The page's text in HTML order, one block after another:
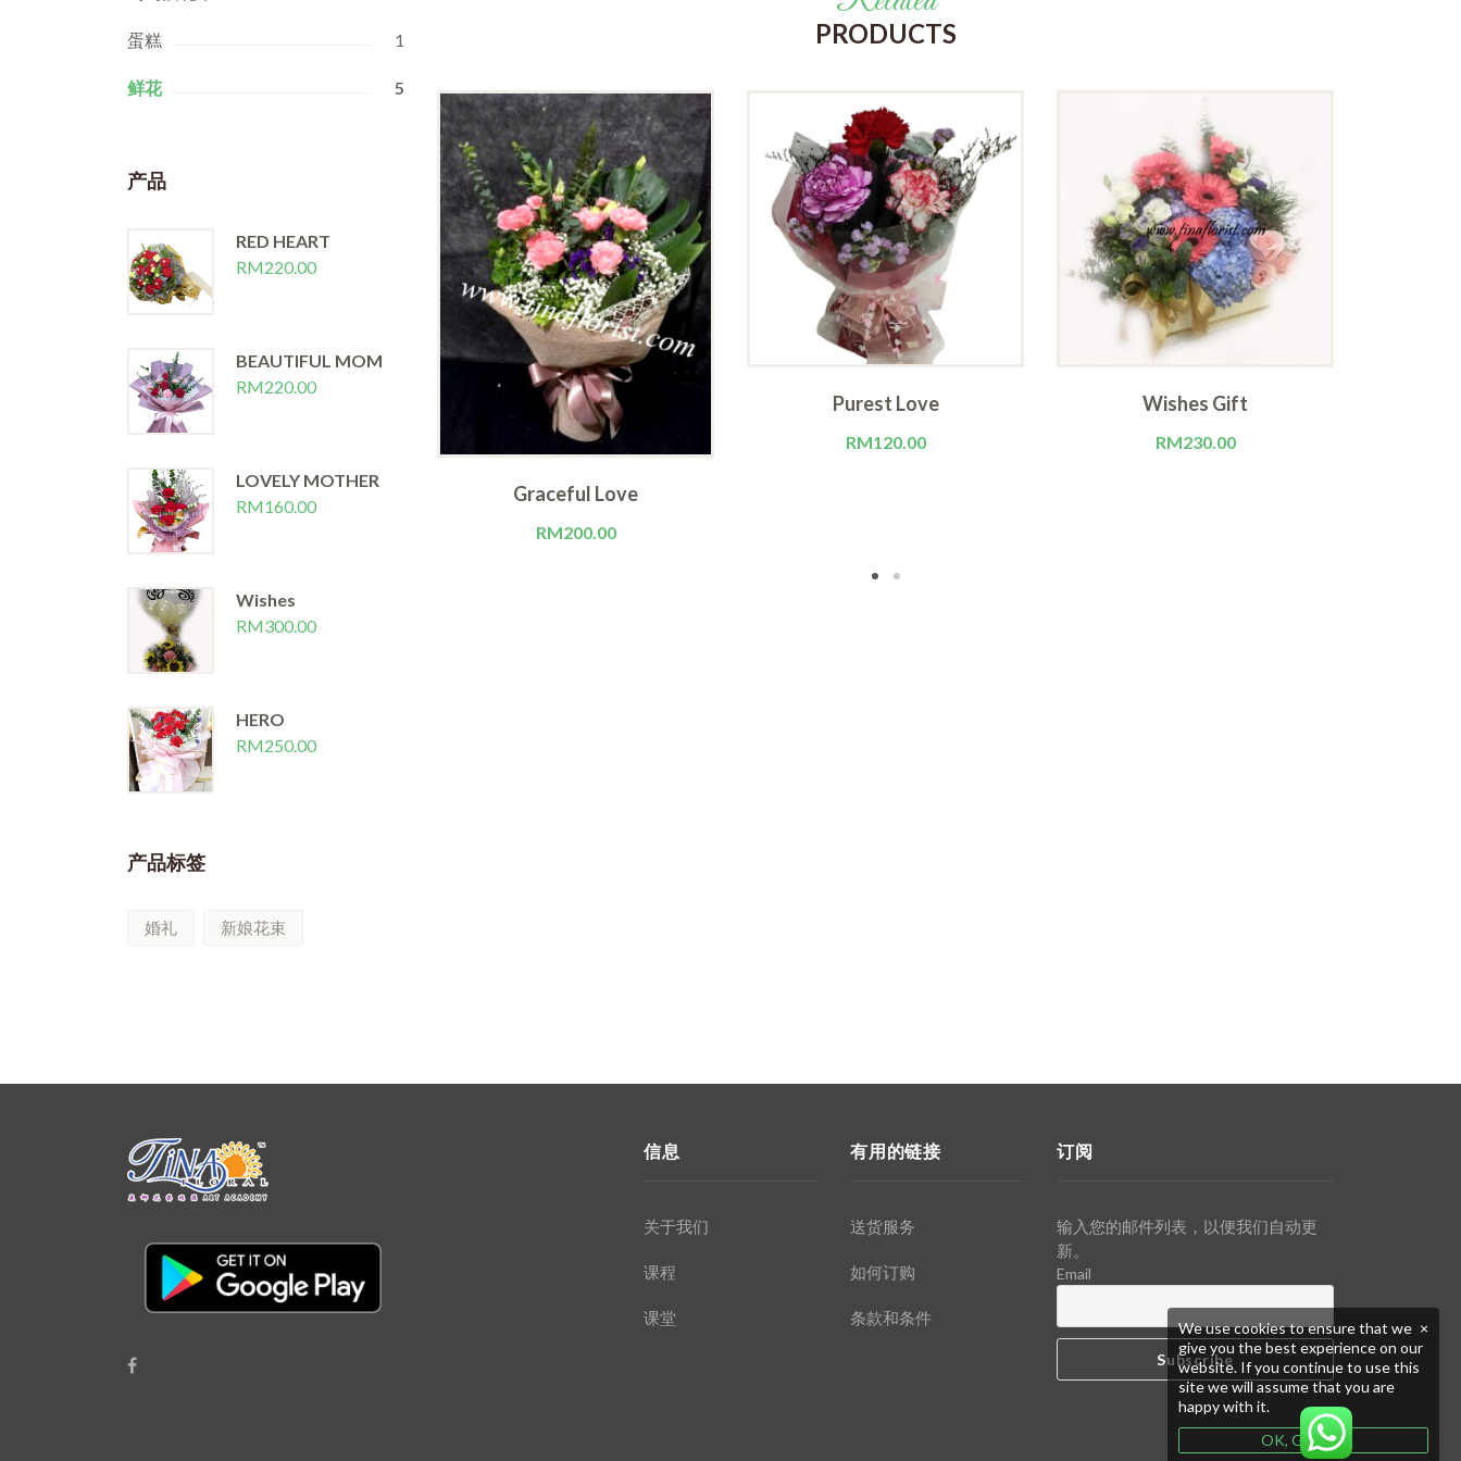
蛋糕 1
鲜花 5
产品
RED HEART
RM220.00
BEAUTIFUL MOM
RM220.00
LOVELY MOTHER
RM160.00
Wishes
RM300.00
HERO
RM250.00
产品标签
婚礼 新娘花束
PRODUCTS
Great Love Graceful Love
RM200.00
Purest Love
RM120.00
Wishes Gift
RM230.00
信息
关于我们
课程
课堂
有用的链接
送货服务
如何订购
条款和条件
订阅
输入您的邮件列表，以便我们自动更
新。
Email
×
We use cookies to ensure that we
give you the best experience on our
website. If you continue to use this
site we will assume that you are
happy with it.
OK, GOT IT